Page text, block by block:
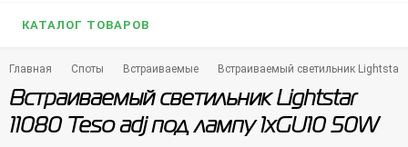
КАТАЛОГ ТОВАРОВ
Главная Споты Встраиваемые Встраиваемый светильник
Встраиваемый светильник Lightstar
11080 Teso adj под лампу 1xGU10 50W